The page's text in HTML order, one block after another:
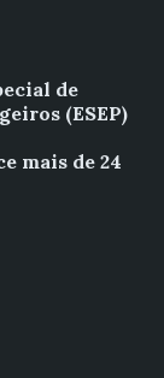
de
(ESEP)
mais de 24